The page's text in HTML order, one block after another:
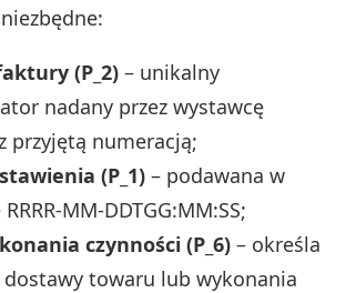
(P_2) – unikalny
nadany przez wystawcę
przyjętą numeracją;
(P_1) – podawana w
MM-DDTGG:MM:SS;
czynności (P_6) – określa
towaru lub wykonania